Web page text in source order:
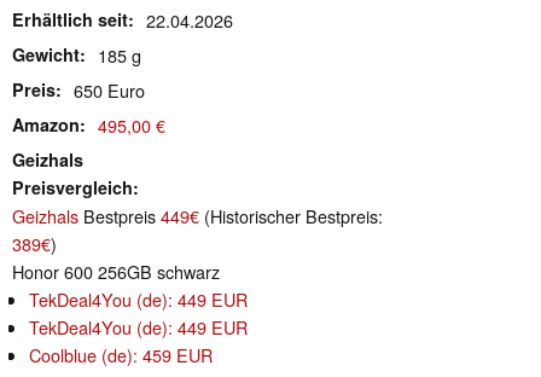
Erhältlich seit 22.04.2026
Gewicht 185 g
Preis 650 Euro
Amazon 495,00 €
Geizhals
Preisvergleich
Geizhals Bestpreis449€ (Historischer Bestpreis:
389€)
Honor 600 256GB schwarz
TekDeal4You (de): 449 EUR
TekDeal4You (de): 449 EUR
Coolblue (de): 459 EUR